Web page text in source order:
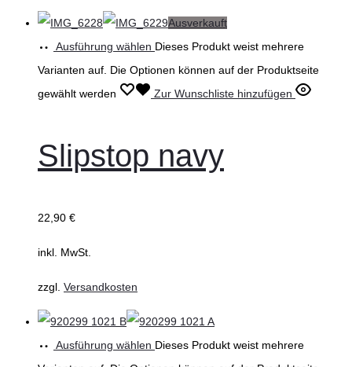
Ausverkauft
Ausführung wählen Dieses Produkt weist mehrere
Varianten auf. Die Optionen können auf der Produktseite
gewählt werden
Zur Wunschliste hinzufügen
Slipstop navy
22,90 €
inkl. MwSt.
zzgl. Versandkosten
Ausführung wählen Dieses Produkt weist mehrere